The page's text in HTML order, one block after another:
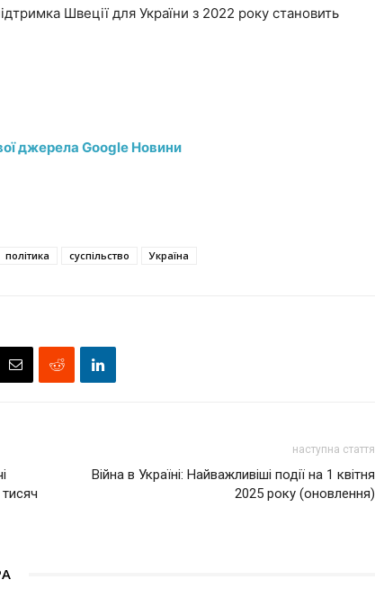
Швеції для України з 2022 року становить
джерела Google Новини
політика суспільство Україна
наступна стаття
Війна в Україні: Найважливіші події на 1 квітня
2025 року (оновлення)